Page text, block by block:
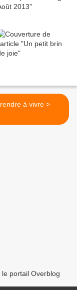
Apprendre à vivre >
portail Overblog